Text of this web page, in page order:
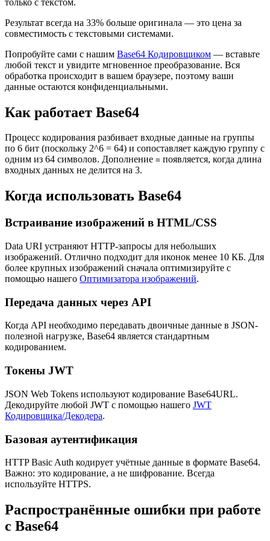
Результат всегда на 33% больше оригинала — это цена за
совместимость с текстовыми системами.
Попробуйте сами с нашим Base64 Кодировщиком — вставьте
любой текст и увидите мгновенное преобразование. Вся
обработка происходит в вашем браузере, поэтому ваши
данные остаются конфиденциальными.
Как работает Base64
Процесс кодирования разбивает входные данные на группы
по 6 бит (поскольку 2^6 = 64) и сопоставляет каждую группу с
одним из 64 символов. Дополнение = появляется, когда длина
входных данных не делится на 3.
Когда использовать Base64
Встраивание изображений в HTML/CSS
Data URI устраняют HTTP-запросы для небольших
изображений. Отлично подходит для иконок менее 10 КБ. Для
более крупных изображений сначала оптимизируйте с
помощью нашего Оптимизатора изображений.
Передача данных через API
Когда API необходимо передавать двоичные данные в JSON-
полезной нагрузке, Base64 является стандартным
кодированием.
Токены JWT
JSON Web Tokens используют кодирование Base64URL.
Декодируйте любой JWT с помощью нашего JWT
Кодировщика/Декодера.
Базовая аутентификация
HTTP Basic Auth кодирует учётные данные в формате Base64.
Важно: это кодирование, а не шифрование. Всегда
используйте HTTPS.
Распространённые ошибки при работе
с Base64